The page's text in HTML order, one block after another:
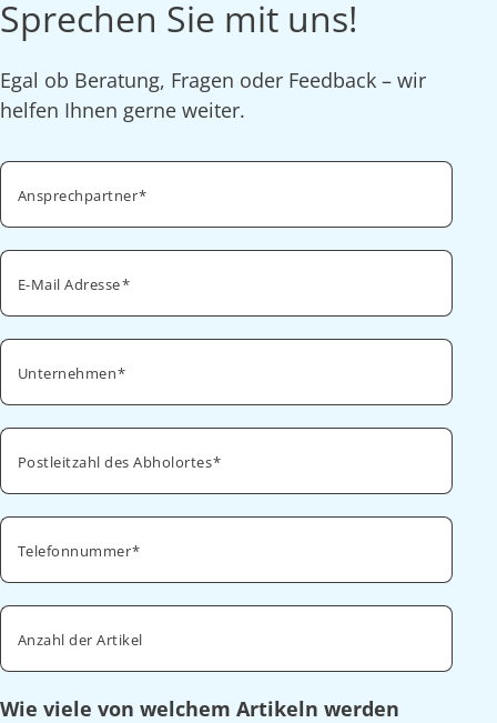
Sprechen Sie mit uns!
Egal ob Beratung, Fragen oder Feedback – wir
helfen Ihnen gerne weiter.
Ansprechpartner
E-Mail Adresse
Unternehmen
Postleitzahl des Abholortes
Telefonnummer
Anzahl der Artikel
Wie viele von welchem Artikeln werden